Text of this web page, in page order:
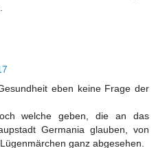
eben keine Frage der
welche geben, die an das
Germania glauben, von
ganz abgesehen.